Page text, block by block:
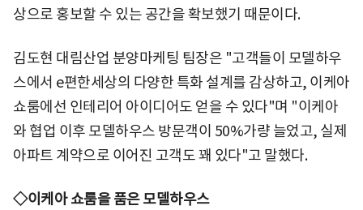
상으로 홍보할 수 있는 공간을 확보했기 때문이다.
김도현 대림산업 분양마케팅 팀장은 "고객들이 모델하우
스에서 e편한세상의 다양한 특화 설계를 감상하고, 이케아
쇼룸에선 인테리어 아이디어도 얻을 수 있다"며 "이케아
와 협업 이후 모델하우스 방문객이 50%가량 늘었고, 실제
아파트 계약으로 이어진 고객도 꽤 있다"고 말했다.
◇이케아 쇼룸을 품은 모델하우스